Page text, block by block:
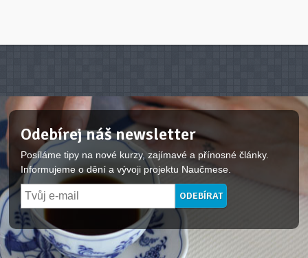
Odebírej náš newsletter
Posíláme tipy na nové kurzy, zajímavé a přínosné články.
Informujeme o dění a vývoji projektu Naučmese.